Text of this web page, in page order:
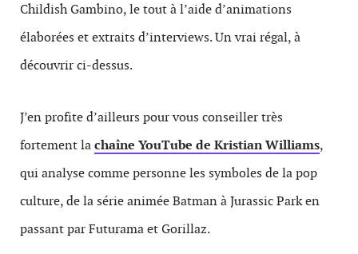
Childish Gambino, le tout à l’aide d’animations
élaborées et extraits d’interviews. Un vrai régal, à
découvrir ci-dessus.
J’en profite d’ailleurs pour vous conseiller très
fortement lachaîne YouTube de Kristian Williams,
qui analyse comme personne les symboles de la pop
culture, de la série animée Batman à Jurassic Park en
passant par Futurama et Gorillaz.